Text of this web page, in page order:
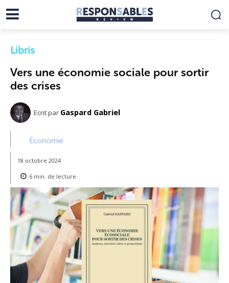
Libris
Vers une économie sociale pour sortir
des crises
Ecrit par Gaspard Gabriel
Économie
18 octobre 2024
6min. de lecture